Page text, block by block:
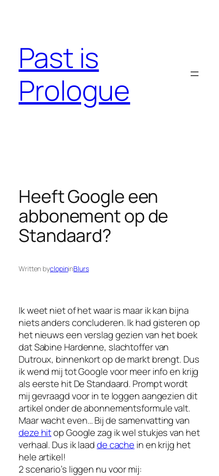
Past is
Prologue
Heeft Google een
abbonement op de
Standaard?
Written byclopininBlurs
Ik weet niet of het waar is maar ik kan bijna
niets anders concluderen. Ik had gisteren op
het nieuws een verslag gezien van het boek
dat Sabine Hardenne, slachtoffer van
Dutroux, binnenkort op de markt brengt. Dus
ik wend mij tot Google voor meer info en krijg
als eerste hit De Standaard. Prompt wordt
mij gevraagd voor in te loggen aangezien dit
artikel onder de abonnementsformule valt.
Maar wacht even… Bij de samenvatting van
deze hitop Google zag ik wel stukjes van het
verhaal. Dus ik laadde cache in en krijg het
hele artikel!
2 scenario’s liggen nu voor mij: